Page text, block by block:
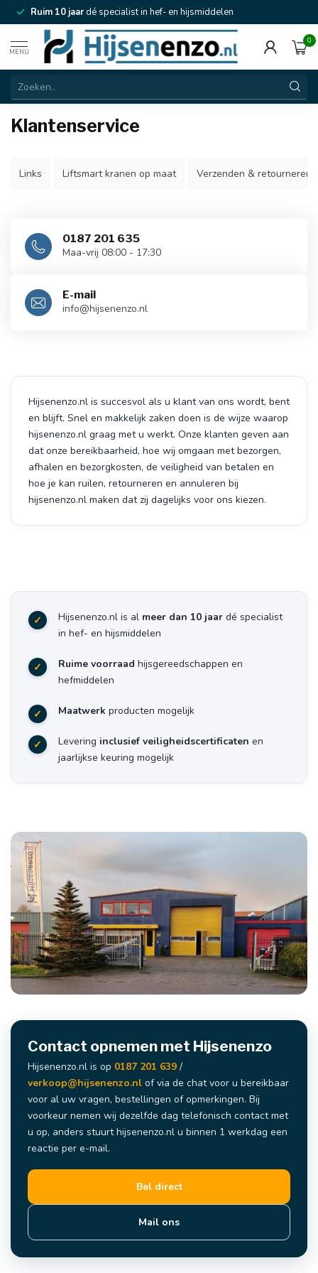
Ruim 10 jaardé specialist in hef- en hijsmiddelen
MENU
0
Klantenservice
Links Liftsmart kranen op maat Verzenden & retourneren
0187 201 635
Maa-vrij 08:00 - 17:30
E-mail
info@hijsenenzo.nl
Hijsenenzo.nl is succesvol als u klant van ons wordt, bent
en blijft. Snel en makkelijk zaken doen is de wijze waarop
hijsenenzo.nl graag met u werkt. Onze klanten geven aan
dat onze bereikbaarheid, hoe wij omgaan met bezorgen,
afhalen en bezorgkosten, de veiligheid van betalen en
hoe je kan ruilen, retourneren en annuleren bij
hijsenenzo.nl maken dat zij dagelijks voor ons kiezen.
Hijsenenzo.nl is al meer dan 10 jaar dé specialist
in hef- en hijsmiddelen
Ruime voorraad hijsgereedschappen en
hefmiddelen
Maatwerk producten mogelijk
Levering inclusief veiligheidscertificaten en
jaarlijkse keuring mogelijk
Contact opnemen met Hijsenenzo
Hijsenenzo.nl is op 0187 201 639 /
verkoop@hijsenenzo.nl of via de chat voor u bereikbaar
voor al uw vragen, bestellingen of opmerkingen. Bij
voorkeur nemen wij dezelfde dag telefonisch contact met
u op, anders stuurt hijsenenzo.nl u binnen 1 werkdag een
reactie per e-mail.
Bel direct
Mail ons